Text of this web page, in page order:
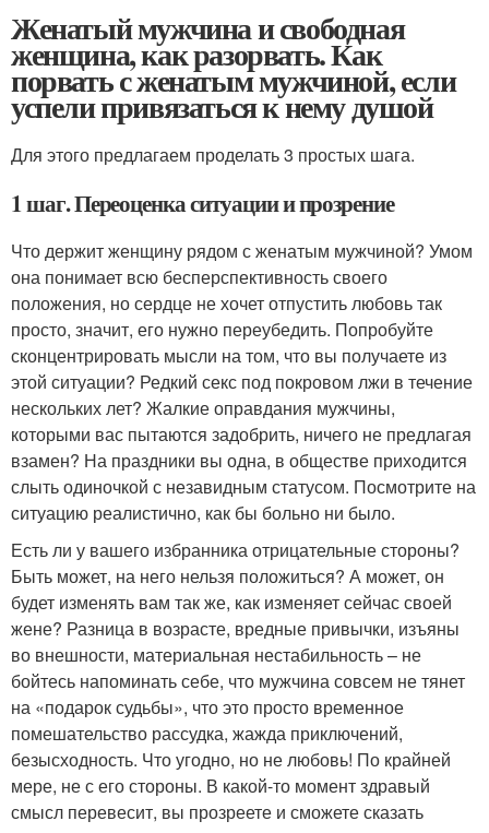
Женатый мужчина и свободная
женщина, как разорвать. Как
порвать с женатым мужчиной, если
успели привязаться к нему душой
Для этого предлагаем проделать 3 простых шага.
1 шаг. Переоценка ситуации и прозрение
Что держит женщину рядом с женатым мужчиной? Умом
она понимает всю бесперспективность своего
положения, но сердце не хочет отпустить любовь так
просто, значит, его нужно переубедить. Попробуйте
сконцентрировать мысли на том, что вы получаете из
этой ситуации? Редкий секс под покровом лжи в течение
нескольких лет? Жалкие оправдания мужчины,
которыми вас пытаются задобрить, ничего не предлагая
взамен? На праздники вы одна, в обществе приходится
слыть одиночкой с незавидным статусом. Посмотрите на
ситуацию реалистично, как бы больно ни было.
Есть ли у вашего избранника отрицательные стороны?
Быть может, на него нельзя положиться? А может, он
будет изменять вам так же, как изменяет сейчас своей
жене? Разница в возрасте, вредные привычки, изъяны
во внешности, материальная нестабильность – не
бойтесь напоминать себе, что мужчина совсем не тянет
на «подарок судьбы», что это просто временное
помешательство рассудка, жажда приключений,
безысходность. Что угодно, но не любовь! По крайней
мере, не с его стороны. В какой-то момент здравый
смысл перевесит, вы прозреете и сможете сказать